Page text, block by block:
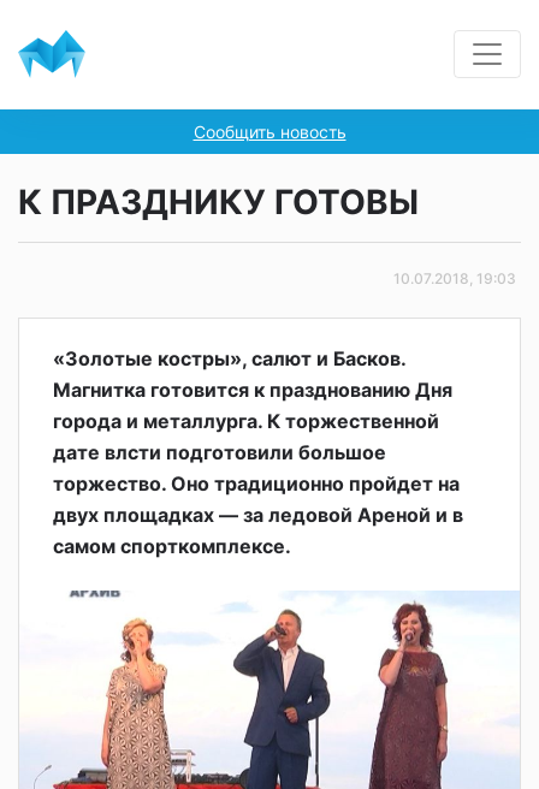
Сообщить новость
К ПРАЗДНИКУ ГОТОВЫ
10.07.2018, 19:03
«Золотые костры», салют и Басков.
Магнитка готовится к празднованию Дня
города и металлурга. К торжественной
дате влсти подготовили большое
торжество. Оно традиционно пройдет на
двух площадках — за ледовой Ареной и в
самом спорткомплексе.